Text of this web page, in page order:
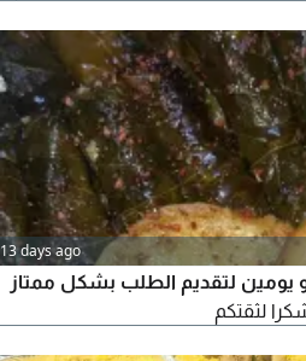
13 days ago
يومين لتقديم الطلب بشكل ممتاز
لثقتكم